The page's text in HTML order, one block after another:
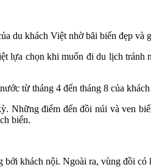
du khách Việt nhờ bãi biển đẹp và
lựa chọn khi muốn đi du lịch
từ tháng 4 đến tháng 8 của
Những điểm đến đồi núi và ven
biển.
khách nội. Ngoài ra, vùng đồi